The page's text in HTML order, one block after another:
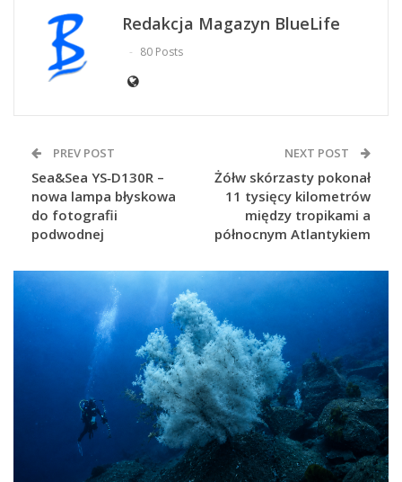
Redakcja Magazyn BlueLife
80 Posts
PREV POST
Sea&Sea YS‑D130R –
nowa lampa błyskowa
do fotografii
podwodnej
NEXT POST
Żółw skórzasty pokonał
11 tysięcy kilometrów
między tropikami a
północnym Atlantykiem